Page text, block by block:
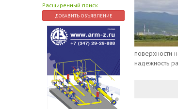
Расширенный поиск
ДОБАВИТЬ ОБЪЯВЛЕНИЕ
поверхности
надежность